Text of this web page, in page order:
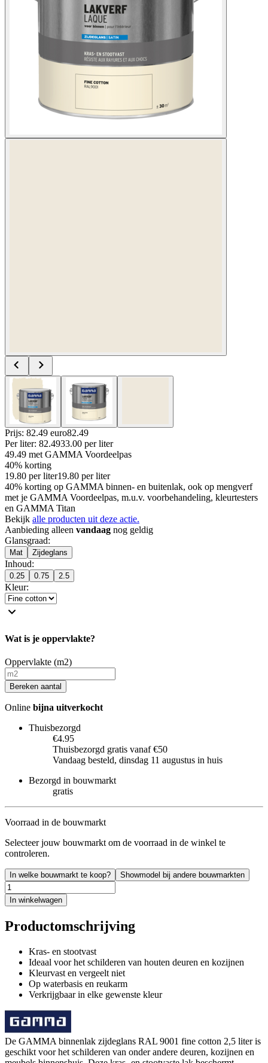
Prijs: 82.49 euro82.49
Per liter: 82.4933.00 per liter
49.49 met GAMMA Voordeelpas
40% korting
19.80 per liter19.80 per liter
40% korting op GAMMA binnen- en buitenlak, ook op mengverf
met je GAMMA Voordeelpas, m.u.v. voorbehandeling, kleurtesters
en GAMMA Titan
Bekijk alle producten uit deze actie.
Aanbieding alleen vandaag nog geldig
Glansgraad:
Mat Zijdeglans
Inhoud:
0.25 0.75 2.5
Kleur:
Wat is je oppervlakte?
Oppervlakte (m2)
Bereken aantal
Online bijna uitverkocht
Thuisbezorgd
€4.95
Thuisbezorgd gratis vanaf €50
Vandaag besteld, dinsdag 11 augustus in huis
Bezorgd in bouwmarkt
gratis
Voorraad in de bouwmarkt
Selecteer jouw bouwmarkt om de voorraad in de winkel te
controleren.
In welke bouwmarkt te koop? Showmodel bij andere bouwmarkten
In winkelwagen
Productomschrijving
Kras- en stootvast
Ideaal voor het schilderen van houten deuren en kozijnen
Kleurvast en vergeelt niet
Op waterbasis en reukarm
Verkrijgbaar in elke gewenste kleur
De GAMMA binnenlak zijdeglans RAL 9001 fine cotton 2,5 liter is
geschikt voor het schilderen van onder andere deuren, kozijnen en